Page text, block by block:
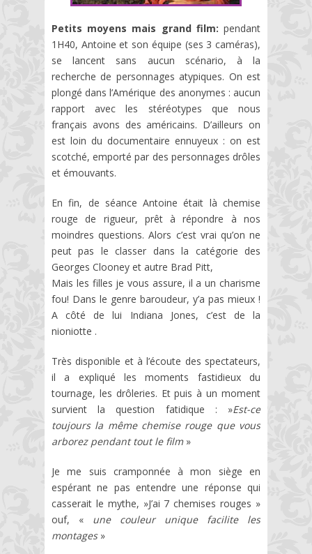
Petits moyens mais grand film: pendant
1H40, Antoine et son équipe (ses 3 caméras),
se lancent sans aucun scénario, à la
recherche de personnages atypiques. On est
plongé dans l’Amérique des anonymes : aucun
rapport avec les stéréotypes que nous
français avons des américains. D’ailleurs on
est loin du documentaire ennuyeux : on est
scotché, emporté par des personnages drôles
et émouvants.
En fin, de séance Antoine était là chemise
rouge de rigueur, prêt à répondre à nos
moindres questions. Alors c’est vrai qu’on ne
peut pas le classer dans la catégorie des
Georges Clooney et autre Brad Pitt,
Mais les filles je vous assure, il a un charisme
fou! Dans le genre baroudeur, y’a pas mieux !
A côté de lui Indiana Jones, c’est de la
nioniotte .
Très disponible et à l’écoute des spectateurs,
il a expliqué les moments fastidieux du
tournage, les drôleries. Et puis à un moment
survient la question fatidique : »Est-ce
toujours la même chemise rouge que vous
arborez pendant tout le film»
Je me suis cramponnée à mon siège en
espérant ne pas entendre une réponse qui
casserait le mythe, »J’ai 7 chemises rouges »
ouf, « une couleur unique facilite les
montages»